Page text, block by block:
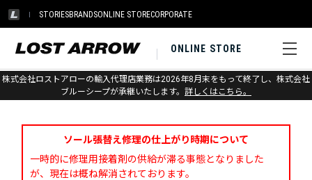
STORIESBRANDSONLINE STORECORPORATE
ONLINE STORE
株式会社ロストアローの輸入代理店業務は2026年8月末をもって終了し、株式会社
ブルーシープが承継いたします。 詳しくはこちら。
お問い合わせ
ソール張替え修理の仕上がり時期について
一時的に修理用接着剤の供給が滞る事態となりました
が、現在は概ね解消されております。